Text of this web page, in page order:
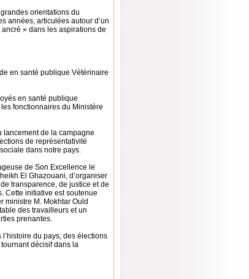
orientations du
années, articulées autour d’un
» dans les aspirations de
en santé publique Vétérinaire
en santé publique
fonctionnaires du Ministère
lancement de la campagne
de représentativité
dans notre pays.
de Son Excellence le
El Ghazouani, d’organiser
transparence, de justice et de
Cette initiative est soutenue
ministre M. Mokhtar Ould
des travailleurs et un
prenantes.
du pays, des élections
décisif dans la